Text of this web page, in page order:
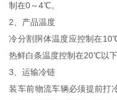
制在0～4℃。
2、产品温度
冷分割胴体温度应控制在
热鲜白条温度控制在20℃以
3、运输冷链
装车前物流车辆必须提前打